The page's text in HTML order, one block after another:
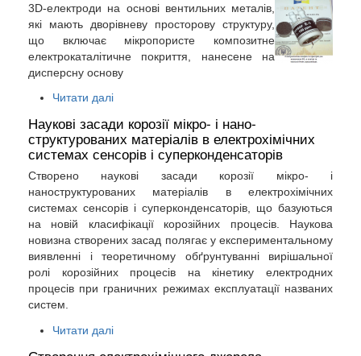
3D-електроди на основі вентильних металів,
які мають дворівневу просторову структуру,
що включає мікропористе композитне
електрокаталітичне покриття, нанесене на
дисперсну основу
Читати далі
Наукові засади корозії мікро- і нано-
структурованих матеріалів в електрохімічних
системах сенсорів і суперконденсаторів
Створено наукові засади корозії мікро- і
наноструктурованих матеріалів в електрохімічних
системах сенсорів і суперконденсаторів, що базуються
на новій класифікації корозійних процесів. Наукова
новизна створених засад полягає у експериментальному
виявленні і теоретичному обґрунтуванні вирішальної
ролі корозійних процесів на кінетику електродних
процесів при граничних режимах експлуатації названих
систем.
Читати далі